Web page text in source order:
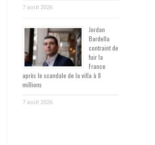
7 août 2026
Jordan
Bardella
contraint de
fuir la
France
après le scandale de la villa à 8
millions
7 août 2026